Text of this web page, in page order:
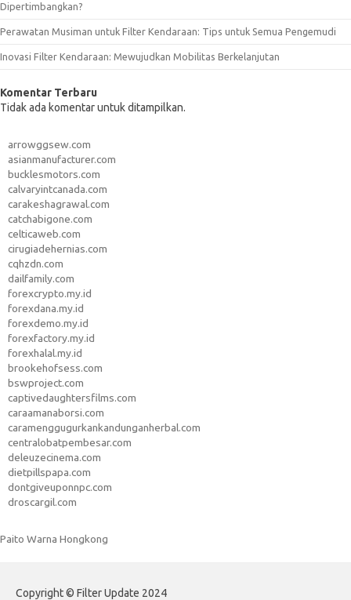
Dipertimbangkan?
Perawatan Musiman untuk Filter Kendaraan: Tips untuk Semua Pengemudi
Inovasi Filter Kendaraan: Mewujudkan Mobilitas Berkelanjutan
Komentar Terbaru
Tidak ada komentar untuk ditampilkan.
arrowggsew.com
asianmanufacturer.com
bucklesmotors.com
calvaryintcanada.com
carakeshagrawal.com
catchabigone.com
celticaweb.com
cirugiadehernias.com
cqhzdn.com
dailfamily.com
forexcrypto.my.id
forexdana.my.id
forexdemo.my.id
forexfactory.my.id
forexhalal.my.id
brookehofsess.com
bswproject.com
captivedaughtersfilms.com
caraamanaborsi.com
caramenggugurkankandunganherbal.com
centralobatpembesar.com
deleuzecinema.com
dietpillspapa.com
dontgiveuponnpc.com
droscargil.com
Paito Warna Hongkong
Copyright © Filter Update 2024